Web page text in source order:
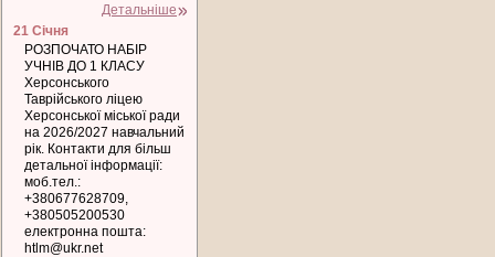
Детальніше
21 Січня
РОЗПОЧАТО НАБІР
УЧНІВ ДО 1 КЛАСУ
Херсонського
Таврійського ліцею
Херсонської міської ради
на 2026/2027 навчальний
рік. Контакти для більш
детальної інформації:
моб.тел.:
+380677628709,
+380505200530
електронна пошта:
htlm@ukr.net